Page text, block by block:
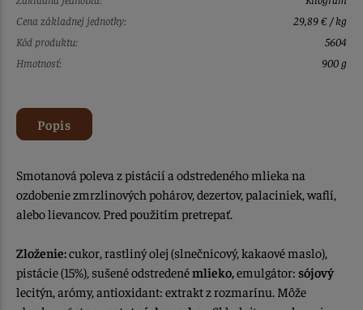
Cena základnej jednotky:
29,89 € / kg
Kód produktu:
5604
Hmotnosť:
900 g
Popis
Smotanová poleva z pistácií a odstredeného mlieka na
ozdobenie zmrzlinových pohárov, dezertov, palaciniek, waflí,
alebo lievancov. Pred použitím pretrepať.
Zloženie:cukor, rastliný olej (slnečnicový, kakaové maslo),
pistácie (15%), sušené odstredenémlieko,emulgátor: sójový
lecitýn, arómy, antioxidant: extrakt z rozmarínu. Môže